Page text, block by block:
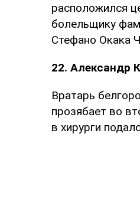
расположился
болельщику
Стефано Окака
22. Александр
Вратарь
прозябает во
в хирурги